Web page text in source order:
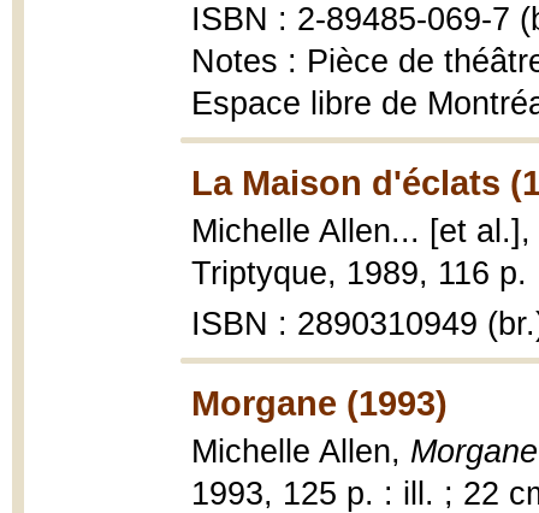
ISBN : 2-89485-069-7
Notes : Pièce de
Espace libre de
La Maison d'éclats
Michelle Allen... [et al.],
Triptyque, 1989, 116 p.
ISBN : 2890310949
Morgane (1993)
Michelle Allen,
1993, 125 p. : ill. ; 22